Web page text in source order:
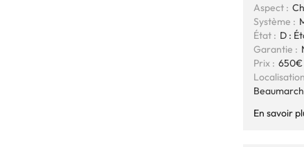
Aspect :
Système :
État : D :
Garantie :
Prix : 650€
En savoir